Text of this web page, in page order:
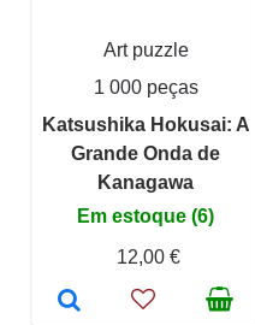
Art puzzle
1 000 peças
Katsushika Hokusai: A
Grande Onda de
Kanagawa
Em estoque (6)
12,00 €